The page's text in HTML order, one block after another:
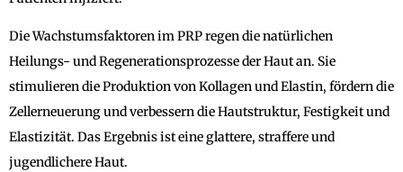
Die Wachstumsfaktoren im PRP regen die natürlichen
Heilungs- und Regenerationsprozesse der Haut an. Sie
stimulieren die Produktion von Kollagen und Elastin, fördern die
Zellerneuerung und verbessern die Hautstruktur, Festigkeit und
Elastizität. Das Ergebnis ist eine glattere, straffere und
jugendlichere Haut.